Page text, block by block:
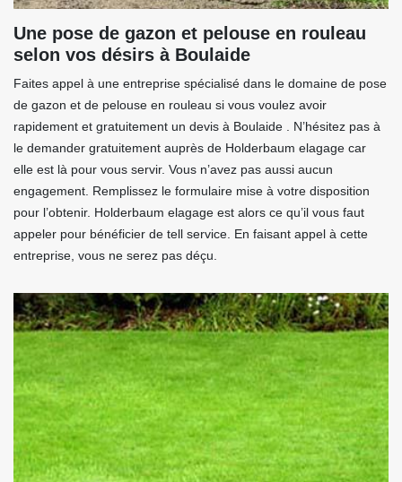
Une pose de gazon et pelouse en rouleau
selon vos désirs à Boulaide
Faites appel à une entreprise spécialisé dans le domaine de pose
de gazon et de pelouse en rouleau si vous voulez avoir
rapidement et gratuitement un devis à Boulaide . N’hésitez pas à
le demander gratuitement auprès de Holderbaum elagage car
elle est là pour vous servir. Vous n’avez pas aussi aucun
engagement. Remplissez le formulaire mise à votre disposition
pour l’obtenir. Holderbaum elagage est alors ce qu’il vous faut
appeler pour bénéficier de tell service. En faisant appel à cette
entreprise, vous ne serez pas déçu.